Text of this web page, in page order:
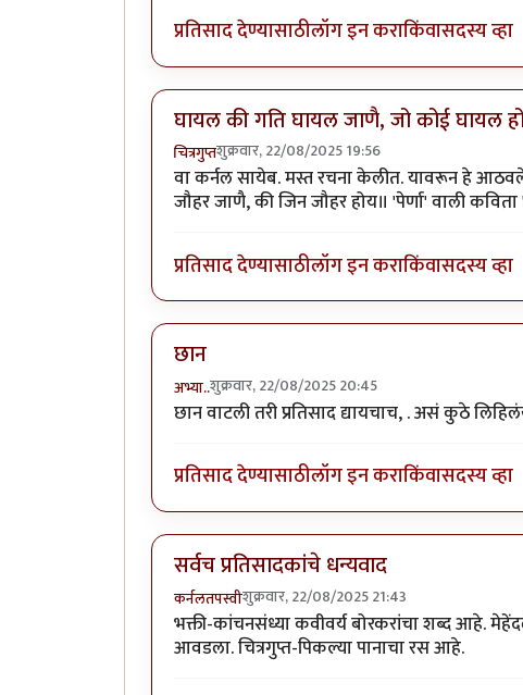
प्रतिसाद देण्यासाठीलॉग इन कराकिंवासदस्य व्हा
घायल की गति घायल जाणै, जो कोई घायल
चित्रगुप्तशुक्रवार, 22/08/2025 19:56
वा कर्नल सायेब. मस्त रचना केलीत. यावरून हे
जौहर जाणै, की जिन जौहर होय॥ 'पेर्णा' वाली
प्रतिसाद देण्यासाठीलॉग इन कराकिंवासदस्य व्हा
छान
अभ्या..शुक्रवार, 22/08/2025 20:45
छान वाटली तरी प्रतिसाद द्यायचाच, . असं कुठे
प्रतिसाद देण्यासाठीलॉग इन कराकिंवासदस्य व्हा
सर्वच प्रतिसादकांचे धन्यवाद
कर्नलतपस्वीशुक्रवार, 22/08/2025 21:43
भक्ती-कांचनसंध्या कवीवर्य बोरकरांचा शब्द आहे.
आवडला. चित्रगुप्त-पिकल्या पानाचा रस आहे.